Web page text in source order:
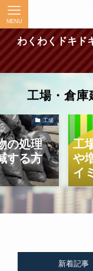
MENU
わくわくドキド
工場・倉庫
工場
ーアル
するタ
｜失敗
トも解
工
に
選
新着記事